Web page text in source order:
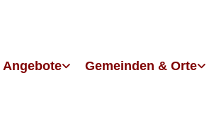
Angebote Gemeinden & Orte